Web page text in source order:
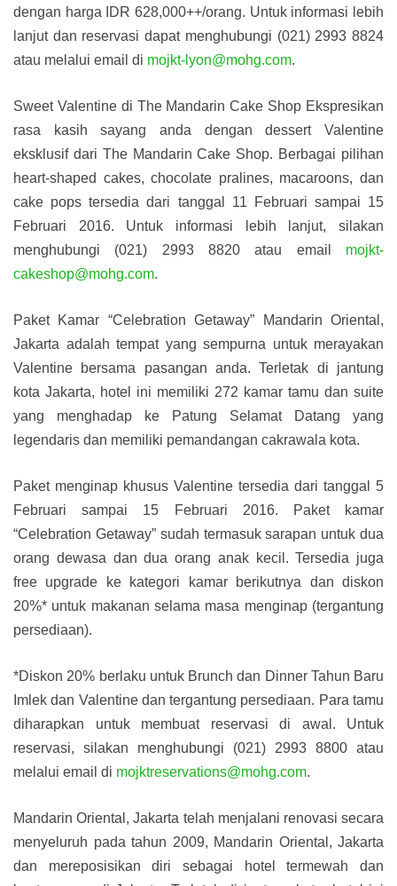
dengan harga IDR 628,000++/orang. Untuk informasi lebih
lanjut dan reservasi dapat menghubungi (021) 2993 8824
atau melalui email di mojkt-lyon@mohg.com.
Sweet Valentine di The Mandarin Cake Shop Ekspresikan
rasa kasih sayang anda dengan dessert Valentine
eksklusif dari The Mandarin Cake Shop. Berbagai pilihan
heart-shaped cakes, chocolate pralines, macaroons, dan
cake pops tersedia dari tanggal 11 Februari sampai 15
Februari 2016. Untuk informasi lebih lanjut, silakan
menghubungi (021) 2993 8820 atau email mojkt-
cakeshop@mohg.com.
Paket Kamar “Celebration Getaway” Mandarin Oriental,
Jakarta adalah tempat yang sempurna untuk merayakan
Valentine bersama pasangan anda. Terletak di jantung
kota Jakarta, hotel ini memiliki 272 kamar tamu dan suite
yang menghadap ke Patung Selamat Datang yang
legendaris dan memiliki pemandangan cakrawala kota.
Paket menginap khusus Valentine tersedia dari tanggal 5
Februari sampai 15 Februari 2016. Paket kamar
“Celebration Getaway” sudah termasuk sarapan untuk dua
orang dewasa dan dua orang anak kecil. Tersedia juga
free upgrade ke kategori kamar berikutnya dan diskon
20%* untuk makanan selama masa menginap (tergantung
persediaan).
*Diskon 20% berlaku untuk Brunch dan Dinner Tahun Baru
Imlek dan Valentine dan tergantung persediaan. Para tamu
diharapkan untuk membuat reservasi di awal. Untuk
reservasi, silakan menghubungi (021) 2993 8800 atau
melalui email di mojktreservations@mohg.com.
Mandarin Oriental, Jakarta telah menjalani renovasi secara
menyeluruh pada tahun 2009, Mandarin Oriental, Jakarta
dan mereposisikan diri sebagai hotel termewah dan